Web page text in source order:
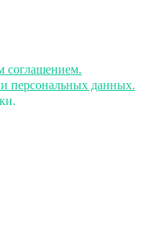
соглашением.
персональных данных.